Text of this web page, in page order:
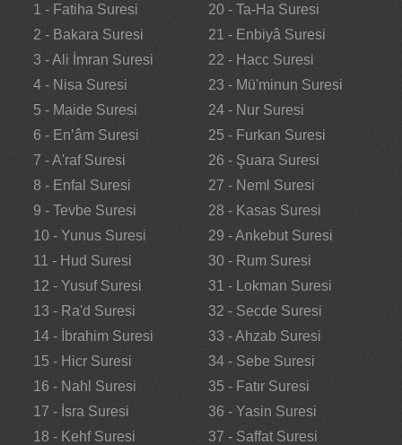
1 - Fatiha Suresi
2 - Bakara Suresi
3 - Ali İmran Suresi
4 - Nisa Suresi
5 - Maide Suresi
6 - En’âm Suresi
7 - A'raf Suresi
8 - Enfal Suresi
9 - Tevbe Suresi
10 - Yunus Suresi
11 - Hud Suresi
12 - Yusuf Suresi
13 - Ra'd Suresi
14 - İbrahim Suresi
15 - Hicr Suresi
16 - Nahl Suresi
17 - İsra Suresi
18 - Kehf Suresi
20 - Ta-Ha Suresi
21 - Enbiyâ Suresi
22 - Hacc Suresi
23 - Mü'minun Suresi
24 - Nur Suresi
25 - Furkan Suresi
26 - Şuara Suresi
27 - Neml Suresi
28 - Kasas Suresi
29 - Ankebut Suresi
30 - Rum Suresi
31 - Lokman Suresi
32 - Secde Suresi
33 - Ahzab Suresi
34 - Sebe Suresi
35 - Fatır Suresi
36 - Yasin Suresi
37 - Saffat Suresi